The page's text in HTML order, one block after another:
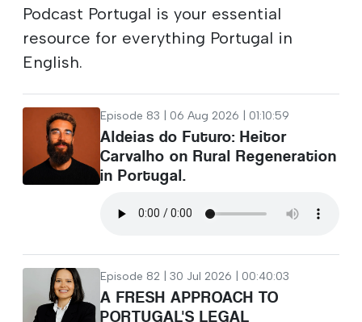
Podcast Portugal is your essential
resource for everything Portugal in
English.
Episode 83 | 06 Aug 2026 | 01:10:59
Aldeias do Futuro: Heitor
Carvalho on Rural Regeneration
in Portugal.
Episode 82 | 30 Jul 2026 | 00:40:03
A FRESH APPROACH TO
PORTUGAL'S LEGAL